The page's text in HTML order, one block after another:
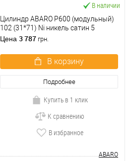
В наличии
Цилиндр ABARO P600 (модульный)
102 (31*71) Ni никель сатин 5
ключей
Цена 3 787 грн.
В корзину
Подробнее
Купить в 1 клик
К сравнению
В избранное
ABARO